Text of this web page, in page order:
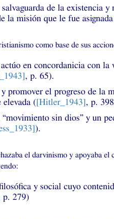
de la existencia
la misión que le fue
como base de sus
en concordanicia con
, p. 65).
promover el progreso de la
elevada ([Hitler_1943], p.
“movimiento sin dios” y un
).
el darvinismo y apoyaba
y social cuyo
p. 279)